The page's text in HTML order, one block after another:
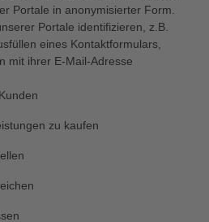
Portale in anonymisierter Form.
Portale identifizieren, z.B.
eines Kontaktformulars,
mit ihrer E-Mail-Adresse
zu kaufen